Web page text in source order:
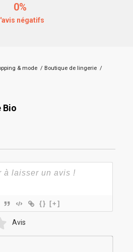
0%
négatifs
& mode / Boutique de lingerie /
Bio
{} [+]
Avis
Nom*